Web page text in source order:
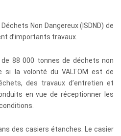
Non Dangereux (ISDND) de
d’importants travaux.
de 88 000 tonnes de déchets non
si la volonté du VALTOM est de
des travaux d’entretien et
en vue de réceptionner les
des casiers étanches. Le casier